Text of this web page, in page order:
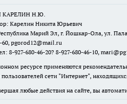
КАРЕЛИН Н.Ю.
Карелин Никита Юрьевич
Марий Эл, г. Йошкар-Ола, ул.
60, pgorod12@mail.ru
8-927-680-46-20? 8-927-680-46-10,
ресурсе применяются
сети "Интернет",
любые действия на сайте, вы